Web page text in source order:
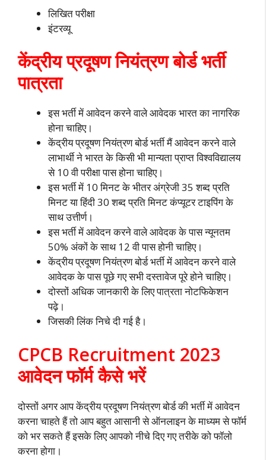
लिखित परीक्षा
इंटरव्यू
केंद्रीय प्रदूषण नियंत्रण बोर्ड भर्ती
पात्रता
इस भर्ती में आवेदन करने वाले आवेदक भारत का नागरिक
होना चाहिए।
केंद्रीय प्रदूषण नियंत्रण बोर्ड भर्ती मैं आवेदन करने वाले
लाभार्थी ने भारत के किसी भी मान्यता प्राप्त विश्वविद्यालय
से 10 वी परीक्षा पास होना चाहिए।
इस भर्ती में 10 मिनट के भीतर अंग्रेजी 35 शब्द प्रति
मिनट या हिंदी 30 शब्द प्रति मिनट कंप्यूटर टाइपिंग के
साथ उत्तीर्ण।
इस भर्ती में आवेदन करने वाले आवेदक के पास न्यूनतम
50% अंकों के साथ 12 वी पास होनी चाहिए।
केंद्रीय प्रदूषण नियंत्रण बोर्ड भर्ती में आवेदन करने वाले
आवेदक के पास पूछे गए सभी दस्तावेज पूरे होने चाहिए।
दोस्तों अधिक जानकारी के लिए पात्रता नोटफिकेशन
पढ़े।
जिसकी लिंक निचे दी गई है।
CPCB Recruitment 2023
आवेदन फॉर्म कैसे भरें
दोस्तों अगर आप केंद्रीय प्रदूषण नियंत्रण बोर्ड की भर्ती में आवेदन
करना चाहते हैं तो आप बहुत आसानी से ऑनलाइन के माध्यम से फॉर्म
को भर सकते हैं इसके लिए आपको नीचे दिए गए तरीके को फॉलो
करना होगा।